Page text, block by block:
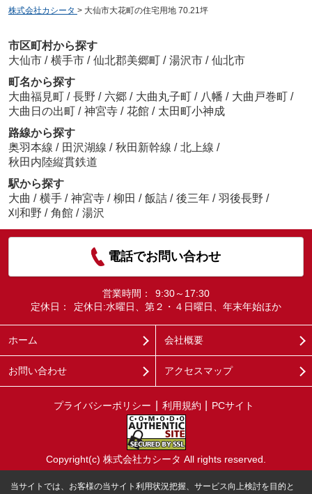
株式会社カシータ > 大仙市大花町の住宅用地 70.21坪
市区町村から探す
大仙市 / 横手市 / 仙北郡美郷町 / 湯沢市 / 仙北市
町名から探す
大曲福見町 / 長野 / 六郷 / 大曲丸子町 / 八幡 / 大曲戸巻町 /
大曲日の出町 / 神宮寺 / 花館 / 太田町小神成
路線から探す
奥羽本線 / 田沢湖線 / 秋田新幹線 / 北上線 /
秋田内陸縦貫鉄道
駅から探す
大曲 / 横手 / 神宮寺 / 柳田 / 飯詰 / 後三年 / 羽後長野 /
刈和野 / 角館 / 湯沢
電話でお問い合わせ
営業時間：
9:30～17:30
定休日：
定休日:水曜日、第２・４日曜日、年末年始ほか
ホーム 会社概要
お問い合わせ アクセスマップ
プライバシーポリシー 利用規約 PCサイト
Copyright(c) 株式会社カシータ All rights reserved.
当サイトでは、お客様の当サイト利用状況把握、サービス向上検討を目的と